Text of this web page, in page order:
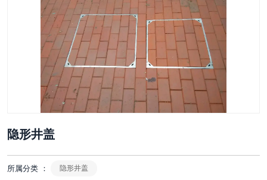
隐形井盖
所属分类 ： 隐形井盖